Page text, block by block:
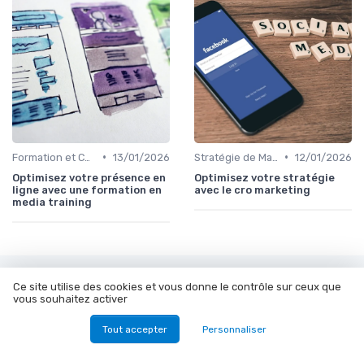
• 13/01/2026
Optimisez votre présence en
ligne avec une formation en
media training
• 12/01/2026
Optimisez votre stratégie
avec le cro marketing
Les articles par date
Décembre 2024
Ce site utilise des cookies et vous donne le contrôle sur ceux que
vous souhaitez activer
Tout accepter Personnaliser